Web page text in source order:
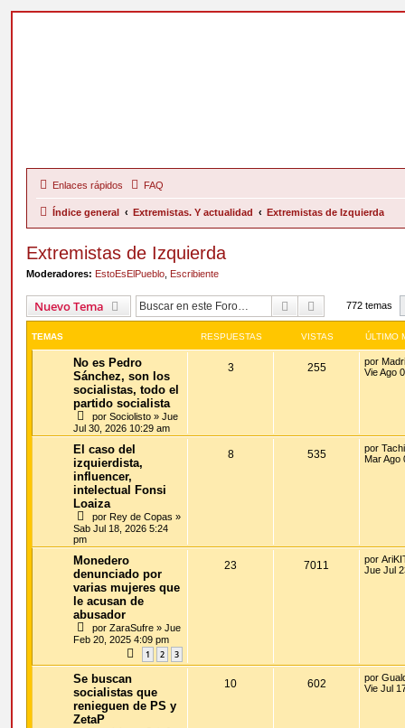
Enlaces rápidos FAQ
Índice general Extremistas. Y actualidad Extremistas de Izquierda
Extremistas de Izquierda
Moderadores: EstoEsElPueblo Escribiente
Nuevo Tema Buscar Búsqueda
772 temas
TEMAS RESPUESTAS VISTAS ÚLTIMO
No es Pedro
Sánchez, son los
socialistas, todo el
partido socialista
por Sociolisto » Jue
Jul 30, 2026 10:29 am
3 255 por
Vie Ago
El caso del
izquierdista,
influencer,
intelectual Fonsi
Loaiza
por Rey de Copas »
Sab Jul 18, 2026 5:24
pm
8 535 por
Mar Ago
Monedero
denunciado por
varias mujeres que
le acusan de
abusador
por ZaraSufre » Jue
Feb 20, 2025 4:09 pm
1 2 3
23 7011 por
Jue Jul
Se buscan
socialistas que
renieguen de PS y
ZetaP
10 602 por
Vie Jul